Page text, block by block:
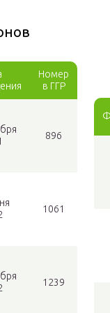
Номер
в ГГР
896
1061
1239